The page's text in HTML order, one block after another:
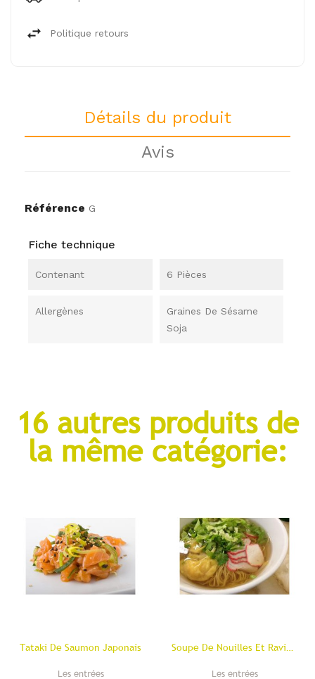
Politique retours
Détails du produit
Avis
Référence G
Fiche technique
Contenant 6 Pièces
Allergènes
Graines De Sésame
Soja
16 autres produits de
la même catégorie:
Tataki De Saumon Japonais
Les entrées
Soupe De Nouilles Et Raviolis
Les entrées